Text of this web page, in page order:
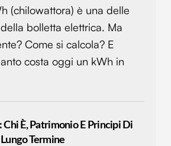
(chilowattora) è una delle
bolletta elettrica. Ma
Come si calcola? E
costa oggi un kWh in
È, Patrimonio E Principi Di
Termine